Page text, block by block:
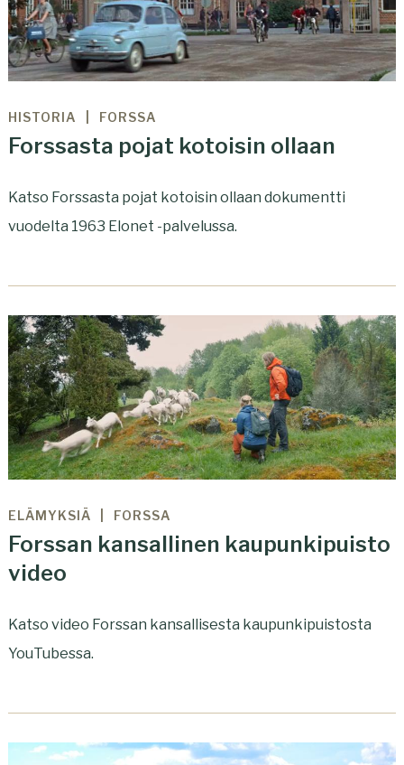
HISTORIA FORSSA
Forssasta pojat kotoisin ollaan
Katso Forssasta pojat kotoisin ollaan dokumentti
vuodelta 1963 Elonet -palvelussa.
ELÄMYKSIÄ FORSSA
Forssan kansallinen kaupunkipuisto
video
Katso video Forssan kansallisesta kaupunkipuistosta
YouTubessa.